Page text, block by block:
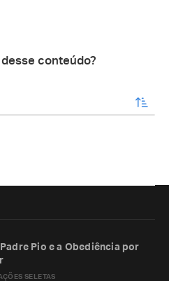
conteúdo?
enviar
SELETAS
Pio e a Obediência por